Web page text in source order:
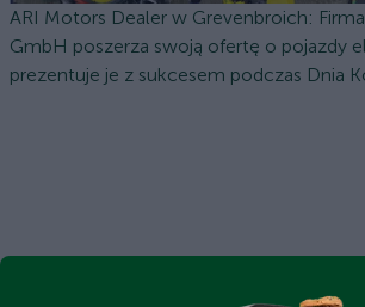
ARI Motors Dealer w Grevenbroich:
GmbH poszerza swoją ofertę o pojazdy
prezentuje je z sukcesem podczas Dnia